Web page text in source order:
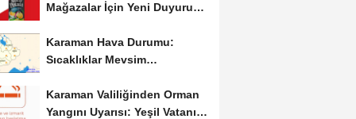
Mağazalar İçin Yeni Duyuru:
Karaman Hava Durumu:
Sıcaklıklar Mevsim
Seyrediyor
Karaman Valiliğinden Orman
Yangını Uyarısı: Yeşil Vatanı